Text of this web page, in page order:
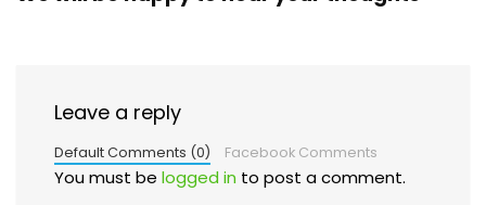
Leave a reply
Default Comments (0) Facebook Comments
You must be logged in to post a comment.